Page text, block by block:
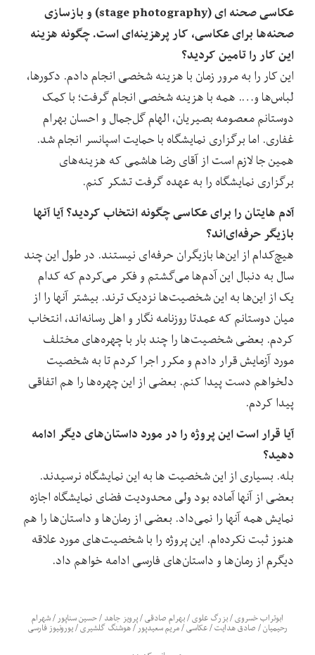
عکاسی صحنه ای (stage photography) و بازسازی
صحنه‌ها برای عکاسی، کار پر‌هزینه‌ای است. چگونه هزینه
این کار را تامین کردید؟
این کار را به مرور زمان با هزینه شخصی انجام دادم. دکورها،
لباس‌ها و…. همه با هزینه شخصی انجام گرفت؛ با کمک
دوستانم معصومه بصیریان، الهام گل‌جمال و احسان بهرام
غفاری. اما برگزاری نمایشگاه با حمایت اسپانسر انجام شد.
همین جا لازم است از آقای رضا هاشمی که هزینه‌های
برگزاری نمایشگاه را به عهده گرفت تشکر کنم.
آدم هایتان را برای عکاسی چگونه انتخاب کردید؟ آیا آنها
بازیگر حرفه‌ای‌اند؟
هیچ‌کدام از این‌ها بازیگران حرفه‌ای نیستند. در طول این چند
سال به دنبال این آدم‌ها می‌گشتم و فکر می‌کردم که کدام
یک از این‌ها به این شخصیت‌ها نزدیک ترند. بیشتر آنها را از
میان دوستانم که عمدتا روزنامه نگار و اهل رسانه‌اند، انتخاب
کردم. بعضی شخصیت‌ها را چند بار با چهره‌های مختلف
مورد آزمایش قرار دادم و مکرر اجرا کردم تا به شخصیت
دلخواهم دست پیدا کنم. بعضی از این چهره‌ها را هم اتفاقی
پیدا کردم.
آیا قرار است این پروژه را در مورد داستان‌های دیگر ادامه
دهید؟
بله. بسیاری از این شخصیت ها به این نمایشگاه نرسیدند.
بعضی از آنها آماده بود ولی محدودیت فضای نمایشگاه اجازه
نمایش همه آنها را نمی‌داد. بعضی از رمان‌ها و داستان‌ها را هم
هنوز ثبت نکرده‌ام. این پروژه را با شخصیت‌های مورد علاقه
دیگرم از رمان‌ها و داستان‌های فارسی ادامه خواهم داد.
ابوتراب خسروی/بزرگ علوی/بهرام صادقی/پرویز جاهد/حسین سناپور/شهرام
رحیمیان/صادق هدایت/عکاسی/مریم سعیدپور/هوشنگ گلشیری/یورونیوز فارسی